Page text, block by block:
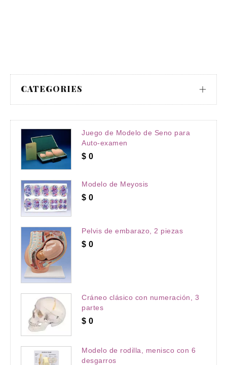
CATEGORIES
Juego de Modelo de Seno para
Auto-examen
$ 0
Modelo de Meyosis
$ 0
Pelvis de embarazo, 2 piezas
$ 0
Cráneo clásico con numeración, 3
partes
$ 0
Modelo de rodilla, menisco con 6
desgarros